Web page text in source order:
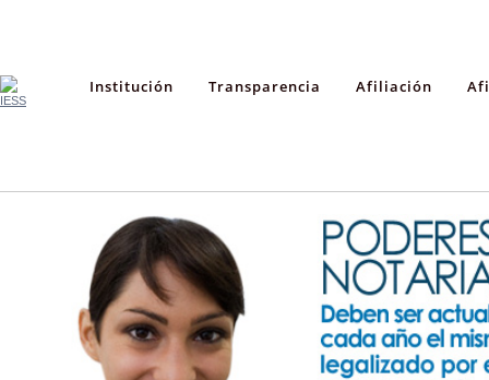
Institución Transparencia Afiliación